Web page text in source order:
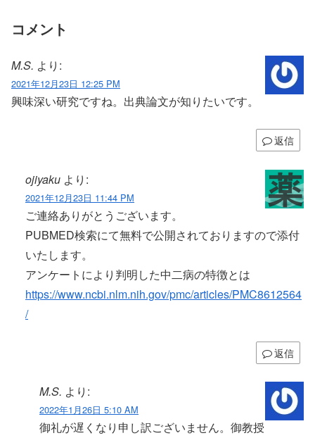
コメント
M.S. より:
2021年12月23日 12:25 PM
興味深い研究ですね。出典論文が知りたいです。
返信
ojiyaku より:
2021年12月23日 11:44 PM
ご連絡ありがとうございます。
PUBMED検索にて無料で公開されておりますので添付
いたします。
アンケートにより判明した中二病の特徴とは
https://www.ncbi.nlm.nih.gov/pmc/articles/PMC8612564
/
返信
M.S. より:
2022年1月26日 5:10 AM
御礼が遅くなり申し訳ございません。御教授